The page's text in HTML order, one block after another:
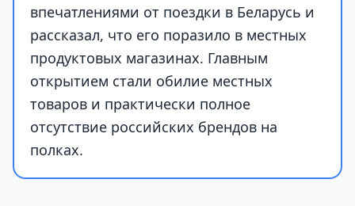
впечатлениями от поездки в Беларусь и
рассказал, что его поразило в местных
продуктовых магазинах. Главным
открытием стали обилие местных
товаров и практически полное
отсутствие российских брендов на
полках.